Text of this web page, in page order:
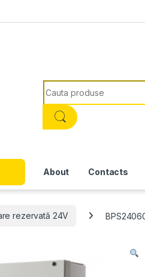
Search for:
About Contacts
rezervată 24V